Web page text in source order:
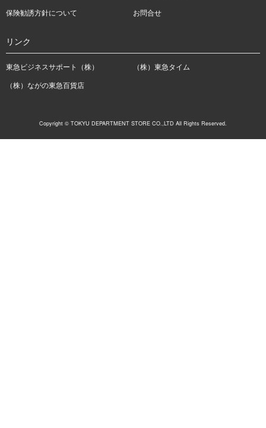
保険勧誘方針について
お問合せ
リンク
東急ビジネスサポート（株）
（株）東急タイム
（株）ながの東急百貨店
Copyright © TOKYU DEPARTMENT STORE CO.,LTD All Rights Reserved.